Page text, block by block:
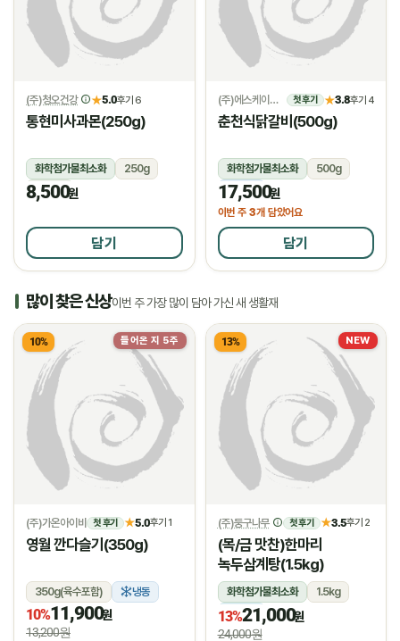
(주)청오건강 ★5.0후기 6
통현미사과몬(250g)
화학첨가물최소화
250g
상온
8,500원
담기
(주)에스케이위드 첫 후기 ★3.8후기 4
춘천식닭갈비(500g)
화학첨가물최소화
500g
냉동
17,500원
이번 주 3개 담았어요
담기
많이 찾은 신상이번 주 가장 많이 담아 가신 새 생활재
들어온 지 5주
10%
(주)가온아이비 첫 후기 ★5.0후기 1
영월 깐다슬기(350g)
350g(육수포함) 냉동
10%11,900원
13,200원
NEW
13%
(주)둥구나무 첫 후기 ★3.5후기 2
(목/금 맛찬)한마리
녹두삼계탕(1.5kg)
화학첨가물최소화
1.5kg
냉장
13%21,000원
24,000원